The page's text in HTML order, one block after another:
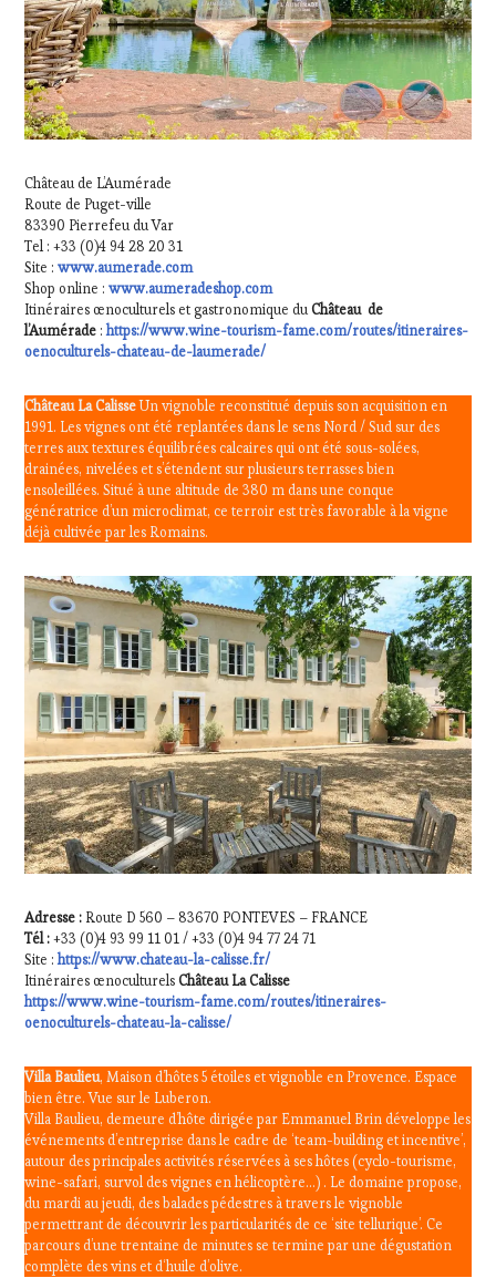
Château de L’Aumérade
Route de Puget-ville
83390 Pierrefeu du Var
Tel : +33 (0)4 94 28 20 31
Site :www.aumerade.com
Shop online :www.aumeradeshop.com
Itinéraires œnoculturels et gastronomique duChâteau de
l’Aumérade :https://www.wine-tourism-fame.com/routes/itineraires-
oenoculturels-chateau-de-laumerade/
Château La CalisseUn vignoble reconstitué depuis son acquisition en
1991. Les vignes ont été replantées dans le sens Nord / Sud sur des
terres aux textures équilibrées calcaires qui ont été sous-solées,
drainées, nivelées et s’étendent sur plusieurs terrasses bien
ensoleillées. Situé à une altitude de 380 m dans une conque
génératrice d’un microclimat, ce terroir est très favorable à la vigne
déjà cultivée par les Romains.
Adresse : Route D 560 – 83670 PONTEVES – FRANCE
Tél :+33 (0)4 93 99 11 01 / +33 (0)4 94 77 24 71
Site :https://www.chateau-la-calisse.fr/
Itinéraires œnoculturelsChâteau La Calisse
https://www.wine-tourism-fame.com/routes/itineraires-
oenoculturels-chateau-la-calisse/
Villa Baulieu, Maison d’hôtes 5 étoiles et vignoble en Provence. Espace
bien être. Vue sur le Luberon.
Villa Baulieu, demeure d’hôte dirigée par Emmanuel Brin développe les
événements d’entreprise dans le cadre de ‘team-building et incentive’,
autour des principales activités réservées à ses hôtes (cyclo-tourisme,
wine-safari, survol des vignes en hélicoptère…) . Le domaine propose,
du mardi au jeudi, des balades pédestres à travers le vignoble
permettrant de découvrir les particularités de ce ‘site tellurique’. Ce
parcours d’une trentaine de minutes se termine par une dégustation
complète des vins et d‘huile d’olive.